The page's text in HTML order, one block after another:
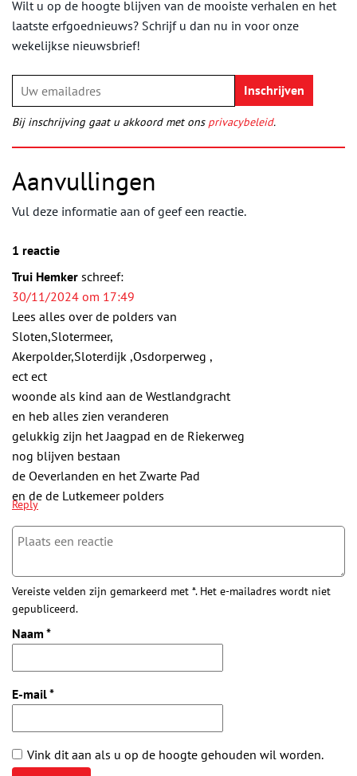
Wilt u op de hoogte blijven van de mooiste verhalen en het
laatste erfgoednieuws? Schrijf u dan nu in voor onze
wekelijkse nieuwsbrief!
Bij inschrijving gaat u akkoord met ons privacybeleid.
Aanvullingen
Vul deze informatie aan of geef een reactie.
1 reactie
Trui Hemker schreef:
30/11/2024 om 17:49
Lees alles over de polders van
Sloten,Slotermeer,
Akerpolder,Sloterdijk ,Osdorperweg ,
ect ect
woonde als kind aan de Westlandgracht
en heb alles zien veranderen
gelukkig zijn het Jaagpad en de Riekerweg
nog blijven bestaan
de Oeverlanden en het Zwarte Pad
en de de Lutkemeer polders
Reply
Vereiste velden zijn gemarkeerd met *. Het e-mailadres wordt niet
gepubliceerd.
Naam *
E-mail*
Vink dit aan als u op de hoogte gehouden wil worden.